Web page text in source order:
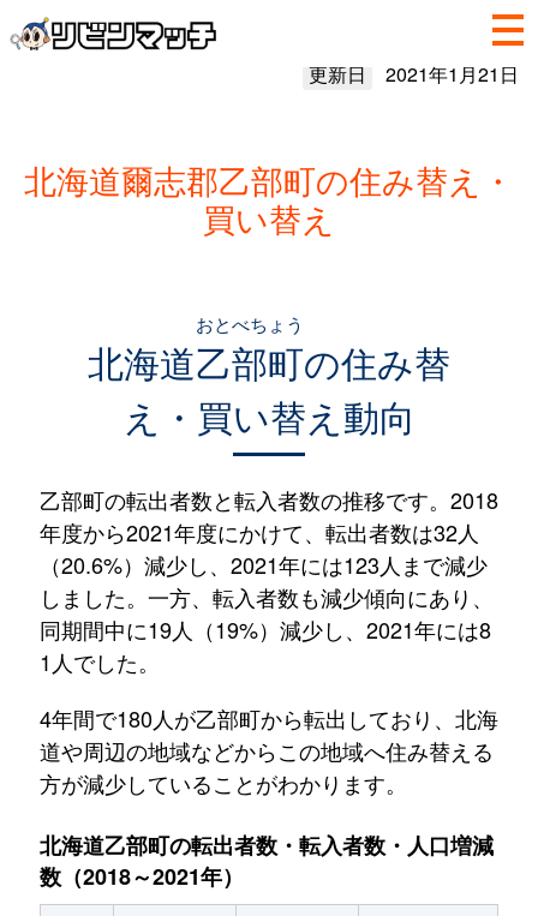
更新日 2021年1月21日
北海道爾志郡乙部町の住み替え・
買い替え
北海道乙部町
おとべちょう
の住み替
え・買い替え動向
乙部町の転出者数と転入者数の推移です。2018
年度から2021年度にかけて、転出者数は32人
（20.6%）減少し、2021年には123人まで減少
しました。一方、転入者数も減少傾向にあり、
同期間中に19人（19%）減少し、2021年には8
1人でした。
4年間で180人が乙部町から転出しており、北海
道や周辺の地域などからこの地域へ住み替える
方が減少していることがわかります。
北海道乙部町の転出者数・転入者数・人口増減
数（2018～2021年）